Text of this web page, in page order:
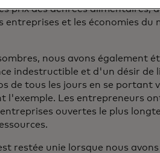
prix des denrées alimentaires,
entreprises et les économies du
nous avons également
indestructible et d'un désir de
de tous les jours en se portant
l'exemple. Les entrepreneurs
ouvertes le plus
restée unie lorsque nous